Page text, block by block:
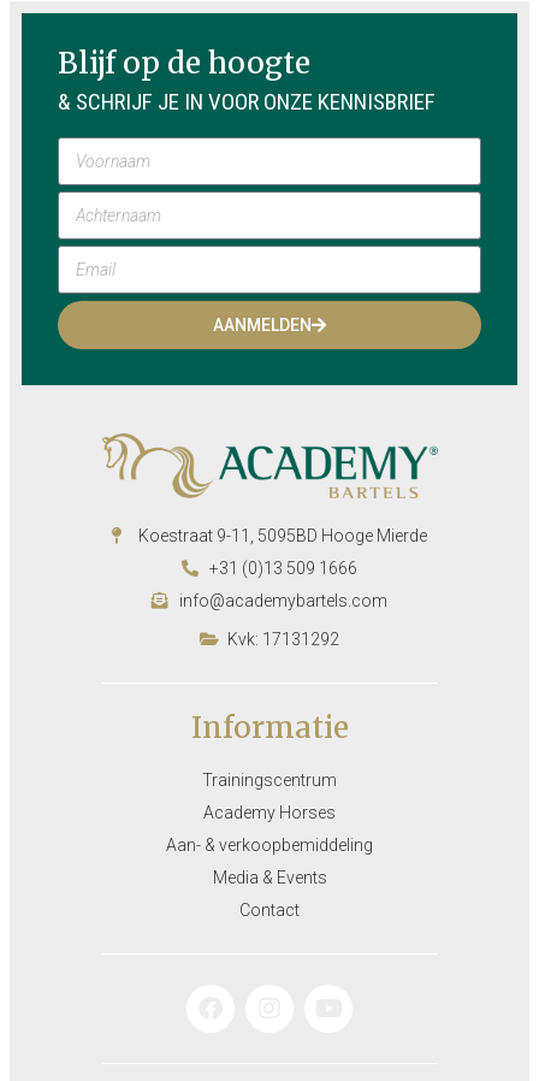
Blijf op de hoogte
& SCHRIJF JE IN VOOR ONZE KENNISBRIEF
AANMELDEN
Koestraat 9-11, 5095BD Hooge Mierde
+31 (0)13 509 1666
info@academybartels.com
Kvk: 17131292
Informatie
Trainingscentrum
Academy Horses
Aan- & verkoopbemiddeling
Media & Events
Contact